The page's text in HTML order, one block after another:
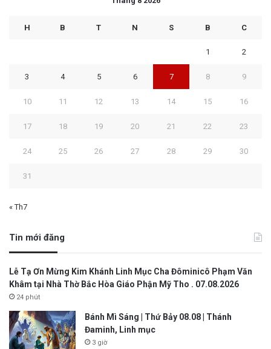
H B T N S B C
1 2
3 4 5 6 7 8 9
10 11 12 13 14 15 16
17 18 19 20 21 22 23
24 25 26 27 28 29 30
31
« Th7
Tin mới đăng
Lễ Tạ Ơn Mừng Kim Khánh Linh Mục Cha Đôminicô Phạm Văn
Khâm tại Nhà Thờ Bắc Hòa Giáo Phận Mỹ Tho . 07.08.2026
24 phút
Bánh Mì Sáng | Thứ Bảy 08.08 | Thánh
Đaminh, Linh mục
3 giờ